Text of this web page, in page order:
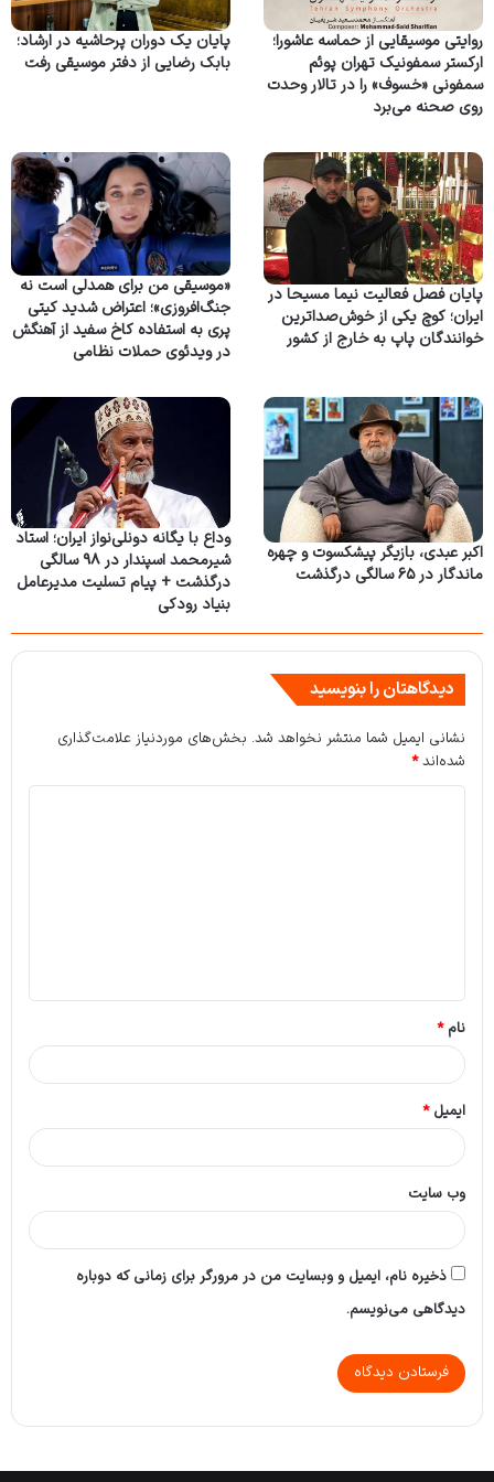
روایتی موسیقایی از حماسه عاشورا؛
ارکستر سمفونیک تهران پوئم
سمفونی «خسوف» را در تالار وحدت
روی صحنه می‌برد
پایان یک دوران پرحاشیه در ارشاد؛
بابک رضایی از دفتر موسیقی رفت
پایان فصل فعالیت نیما مسیحا در
ایران؛ کوچ یکی از خوش‌صداترین
خوانندگان پاپ به خارج از کشور
«موسیقی من برای همدلی است نه
جنگ‌افروزی»؛ اعتراض شدید کیتی
پری به استفاده کاخ سفید از آهنگش
در ویدئوی حملات نظامی
اکبر عبدی، بازیگر پیشکسوت و چهره
ماندگار در ۶۵ سالگی درگذشت
وداع با یگانه دونلی‌نواز ایران؛ استاد
شیرمحمد اسپندار در ۹۸ سالگی
درگذشت + پیام تسلیت مدیرعامل
بنیاد رودکی
دیدگاهتان را بنویسید
نشانی ایمیل شما منتشر نخواهد شد. بخش‌های موردنیاز علامت‌گذاری
شده‌اند*
*
نام*
ایمیل*
وب‌ سایت
ذخیره نام، ایمیل و وبسایت من در مرورگر برای زمانی که دوباره
دیدگاهی می‌نویسم.